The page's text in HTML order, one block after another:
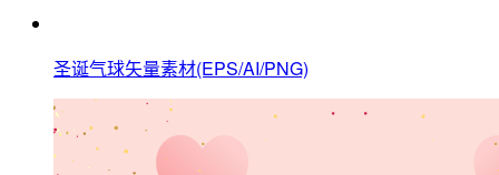
圣诞气球矢量素材(EPS/AI/PNG)